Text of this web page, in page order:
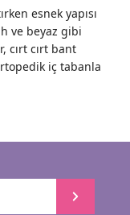
esnek yapısı
ve beyaz gibi
cırt cırt bant
iç tabanla